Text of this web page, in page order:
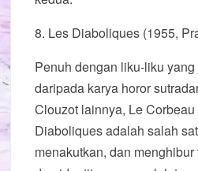
8. Les Diaboliques (1955,
Penuh dengan liku-liku
daripada karya horor
Clouzot lainnya, Le
Diaboliques adalah salah
menakutkan, dan